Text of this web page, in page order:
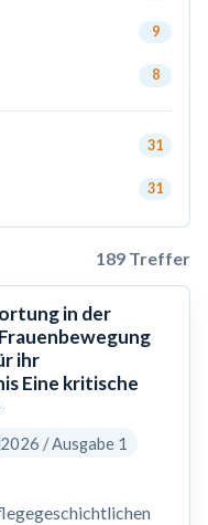
9
8
31
31
189 Treffer
in der
ihr
Eine kritische
2026 / Ausgabe 1